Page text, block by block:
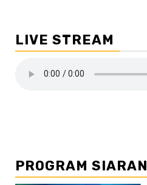
LIVE STREAM
PROGRAM SIARAN